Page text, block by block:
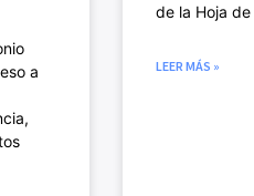
a
de la Hoja
LEER MÁS »